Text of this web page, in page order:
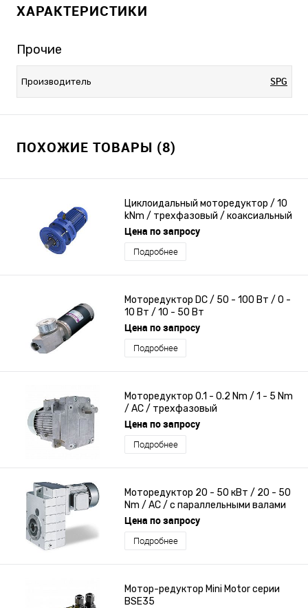
ХАРАКТЕРИСТИКИ
Прочие
Производитель SPG
ПОХОЖИЕ ТОВАРЫ (8)
Циклоидальный моторедуктор / 10
kNm / трехфазовый / коаксиальный
Цена по запросу
Подробнее
Моторедуктор DC / 50 - 100 Вт / 0 -
10 Вт / 10 - 50 Вт
Цена по запросу
Подробнее
Моторедуктор 0.1 - 0.2 Nm / 1 - 5 Nm
/ AC / трехфазовый
Цена по запросу
Подробнее
Моторедуктор 20 - 50 кВт / 20 - 50
Nm / AC / с параллельными валами
Цена по запросу
Подробнее
Мотор-редуктор Mini Motor серии
BSE35